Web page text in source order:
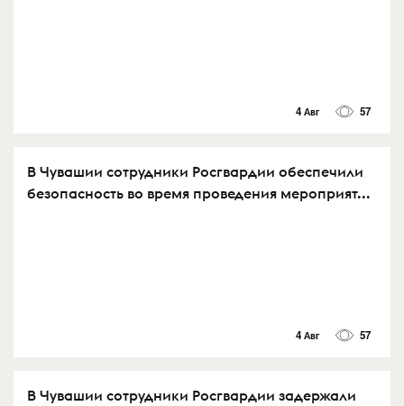
4 Авг 57
В Чувашии сотрудники Росгвардии обеспечили
безопасность во время проведения мероприят...
4 Авг 57
В Чувашии сотрудники Росгвардии задержали